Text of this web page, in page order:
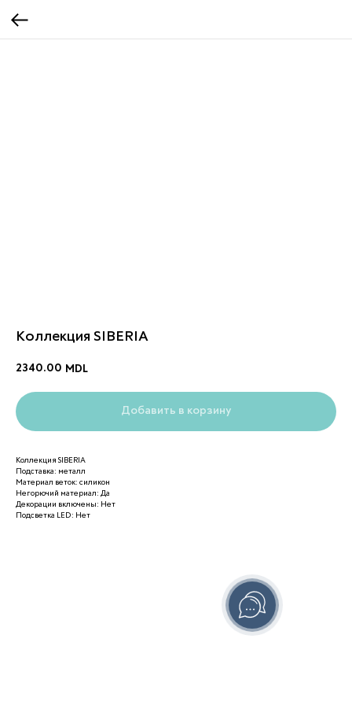
Коллекция SIBERIA
2340.00 MDL
Добавить в корзину
Коллекция SIBERIA
Подставка: металл
Материал веток: силикон
Негорючий материал: Да
Декорации включены: Нет
Подсветка LED: Нет